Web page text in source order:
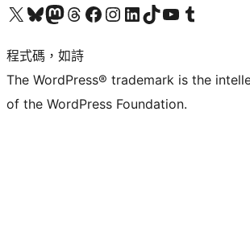
查看我們的 X (之前的 Twitter) 帳號造訪我們的 Bluesky 帳號造訪我們的 Mastodon 帳號造訪我們的 Threads 帳號 造訪我們的 Facebook 粉絲專頁Visit our Instagram account
Visit our LinkedIn account
造訪我們的 TikTok 帳號Visit our YouTube channel
造訪我們的 Tumblr 帳號
程式碼，如詩
The WordPress® trademark is the
of the WordPress Foundation.